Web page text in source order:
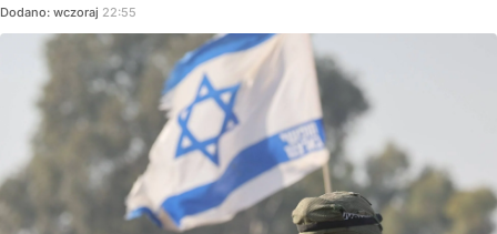
Dodano: wczoraj 22:55